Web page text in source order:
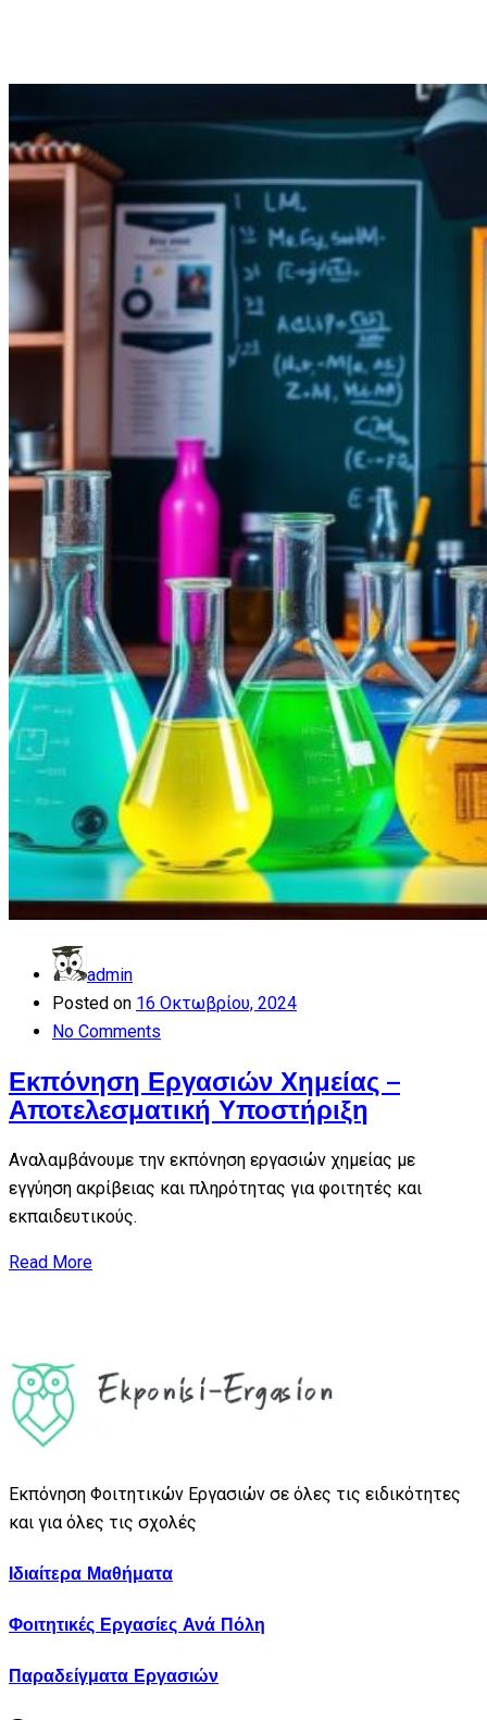
admin
Posted on 16 Οκτωβρίου, 2024
No Comments
Εκπόνηση Εργασιών Χημείας –
Αποτελεσματική Υποστήριξη
Αναλαμβάνουμε την εκπόνηση εργασιών χημείας με
εγγύηση ακρίβειας και πληρότητας για φοιτητές και
εκπαιδευτικούς.
Read More
Εκπόνηση Φοιτητικών Εργασιών σε όλες τις ειδικότητες
και για όλες τις σχολές
Ιδιαίτερα Μαθήματα
Φοιτητικές Εργασίες Ανά Πόλη
Παραδείγματα Εργασιών